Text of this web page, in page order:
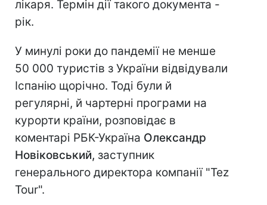
лікаря. Термін дії такого документа -
рік.
У минулі роки до пандемії не менше
50 000 туристів з України відвідували
Іспанію щорічно. Тоді були й
регулярні, й чартерні програми на
курорти країни, розповідає в
коментарі РБК-Україна Олександр
Новіковський, заступник
генерального директора компанії "Tez
Tour".